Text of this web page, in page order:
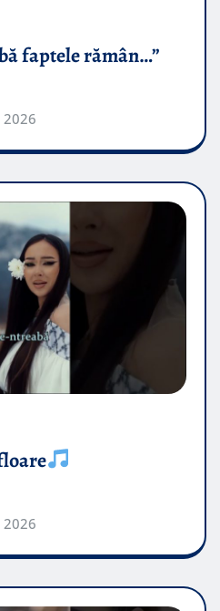
faptele rămân…”
2026
2026